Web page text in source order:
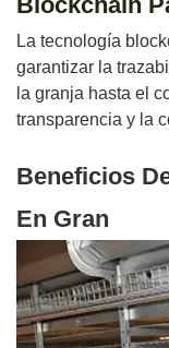
La tecnología
garantizar la
la granja hasta el
transparencia y la
Beneficios
En Gran